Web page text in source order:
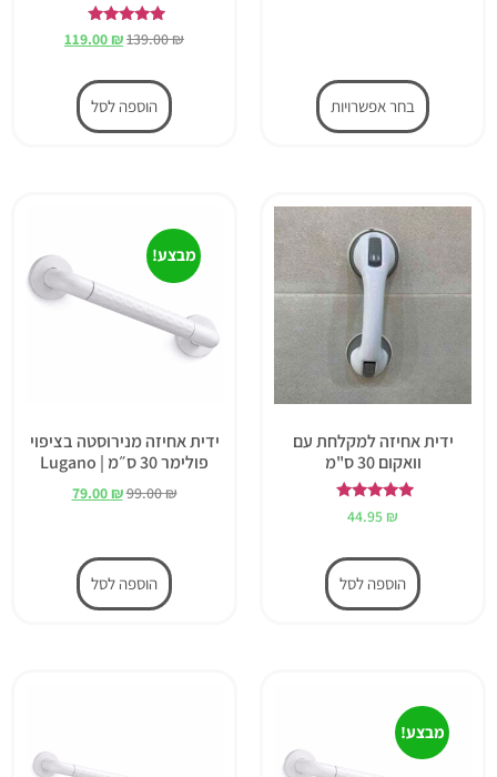
בחר אפשרויות
דורג
5.00
139.00₪
119.00₪
הוספה לסל
ידית אחיזה למקלחת עם
וואקום 30 ס"מ
דורג
5.00
44.95 ₪
הוספה לסל
מבצע!
ידית אחיזה מנירוסטה בציפוי
פולימר 30 ס״מ | Lugano
99.00₪
79.00₪
הוספה לסל
מבצע!